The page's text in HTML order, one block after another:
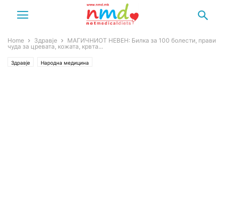
Home Здравје
МАГИЧНИОТ НЕВЕН: Билка за 100 болести, прави
чуда за цревата, кожата, крвта...
Здравје Народна медицина